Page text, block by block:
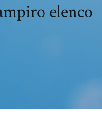
elenco